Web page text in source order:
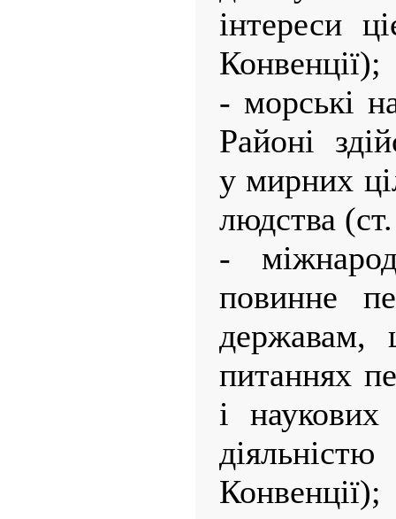
інтереси
Конвенції);
- морські
Районі
у мирних
людства
-
повинне
державам,
питаннях
і
Конвенції);